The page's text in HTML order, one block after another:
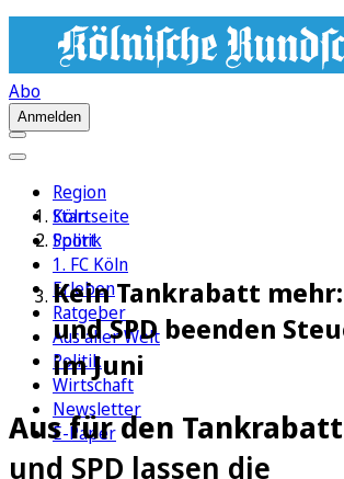
Abo
Anmelden
Region
Köln
Sport
1. FC Köln
Erleben
Ratgeber
Aus aller Welt
Politik
Wirtschaft
Newsletter
E-Paper
Startseite
Politik
Kein Tankrabatt
und SPD beenden
im Juni
Aus für den Tankrabatt
und SPD lassen die